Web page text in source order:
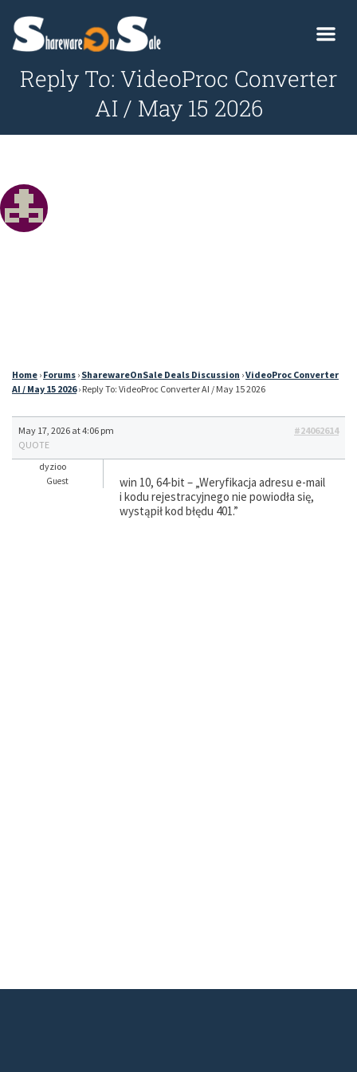
Reply To: VideoProc Converter
AI / May 15 2026
Home › Forums › SharewareOnSale Deals Discussion ›VideoProc Converter
AI / May 15 2026 › Reply To: VideoProc Converter AI / May 15 2026
May 17, 2026 at 4:06 pm
#24062614
QUOTE
dyzioo
Guest
win 10, 64-bit – „Weryfikacja adresu e-mail
i kodu rejestracyjnego nie powiodła się,
wystąpił kod błędu 401.”